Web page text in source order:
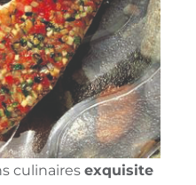
culinaires exquisite